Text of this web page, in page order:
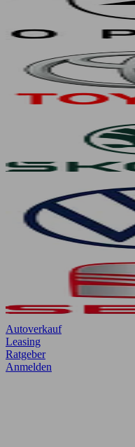
Autoverkauf
Leasing
Ratgeber
Anmelden